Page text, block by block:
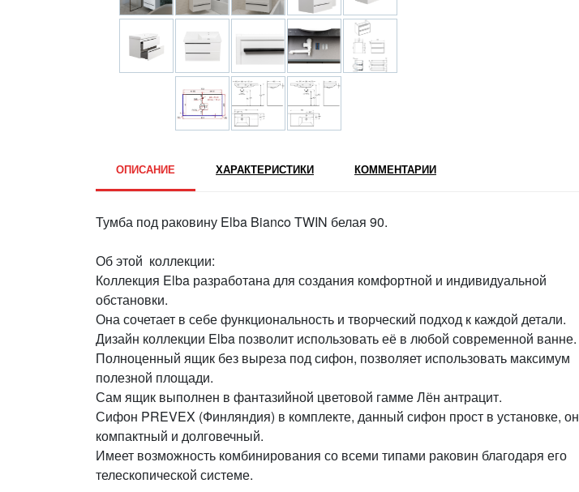
ОПИСАНИЕ ХАРАКТЕРИСТИКИ КОММЕНТАРИИ
Тумба под раковину Elba Bianco TWIN белая 90.
Об этой коллекции:
Коллекция Elba разработана для создания комфортной и индивидуальной
обстановки.
Она сочетает в себе функциональность и творческий подход к каждой детали.
Дизайн коллекции Elba позволит использовать её в любой современной ванне.
Полноценный ящик без выреза под сифон, позволяет использовать максимум
полезной площади.
Сам ящик выполнен в фантазийной цветовой гамме Лён антрацит.
Сифон PREVEX (Финляндия) в комплекте, данный сифон прост в установке, он
компактный и долговечный.
Имеет возможность комбинирования со всеми типами раковин благодаря его
телескопической системе.